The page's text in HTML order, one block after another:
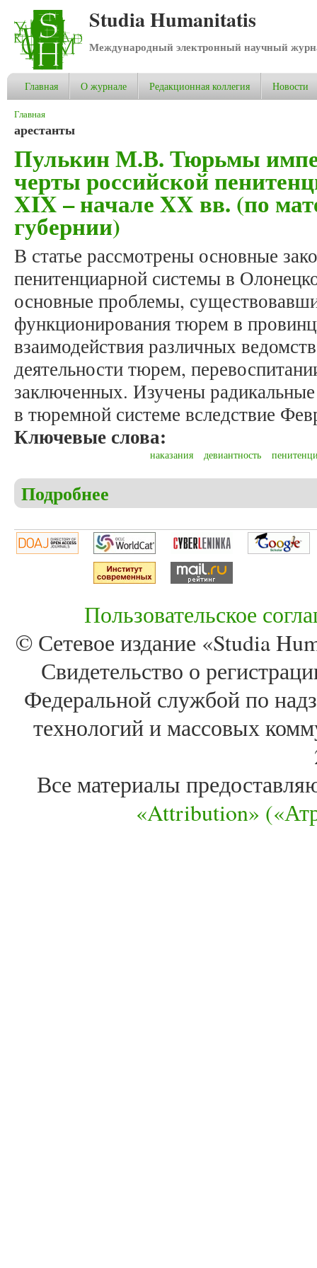
Studia Humanitatis
Международный электронный научный
Главная О журнале Редакционная коллегия Новости
Вы здесь
Главная
арестанты
Пулькин М.В. Тюрьмы
черты российской
XIX – начале XX вв. (по
губернии)
В статье рассмотрены основные
пенитенциарной системы в
основные проблемы,
функционирования тюрем в
взаимодействия различных
деятельности тюрем,
заключенных. Изучены
в тюремной системе вследствие
Ключевые слова:
наказания девиантность
Подробнее
Пользовательское
© Сетевое издание «Studia
Свидетельство о
Федеральной службой по
технологий и массовых
Все материалы
«Attribution»